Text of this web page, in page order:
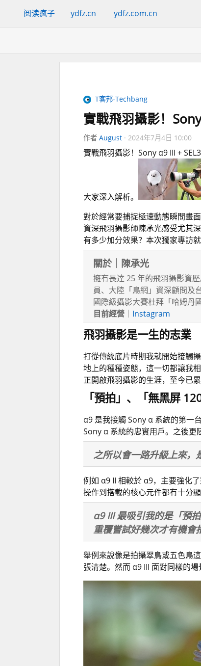
阅读疯子 ydfz.cn ydfz.com.cn
T客邦-Techbang
實戰飛羽攝影！
作者 August 2024年7月4日 10:00
實戰飛羽攝影！Sony α9 III +
大家深入解析。
對於經常要捕捉極速動態瞬間畫
資深飛羽攝影師陳承光感受尤其
有多少加分效果？本次獨家專訪就
關於｜陳承光
擁有長達 25 年的飛羽攝影資
員、大陸「鳥網」資深顧問及
國際級攝影大賽杜拜「哈姆丹
目前經營
Instagram
飛羽攝影是一生的志業
打從傳統底片時期我就開始接觸
地上的種種姿態，這一切都讓我
正開啟飛羽攝影的生涯，至今已
「預拍」、「無黑屏
α9 是我接觸 Sony α 系統的第一
Sony α 系統的忠實用戶。之後更
之所以會一路升級上來，
例如 α9 II 相較於 α9，主要強化
操作到搭載的核心元件都有十分顯
α9 III 最吸引我的是「預
重覆嘗試好幾次才有機會
舉例來說像是拍攝翠鳥或五色鳥
張清楚。然而 α9 III 面對同樣的